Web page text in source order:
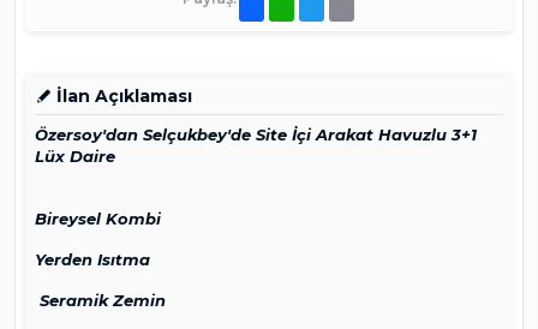
a
W
h
w
o
İlan Açıklaması
Özersoy'dan Selçukbey'de Site İçi Arakat Havuzlu 3+1
Lüx Daire
Bireysel Kombi
Yerden Isıtma
Seramik Zemin